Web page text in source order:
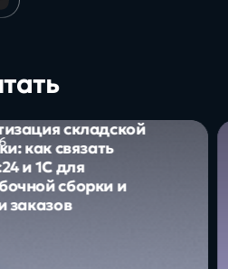
складской
как связать
и 1С для
сборки и
заказов